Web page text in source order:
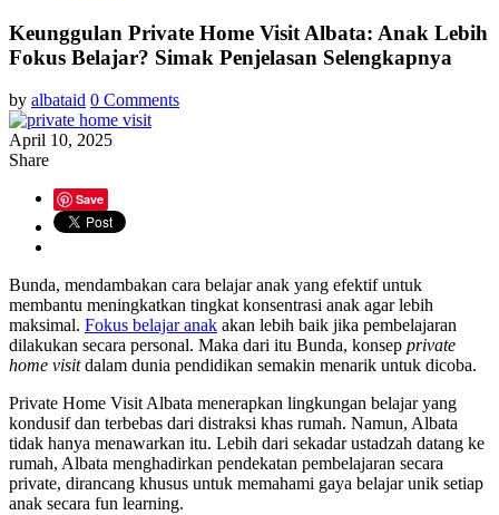
Keunggulan Private Home Visit Albata: Anak Lebih
Fokus Belajar? Simak Penjelasan Selengkapnya
by albataid 0 Comments
April 10, 2025
Share
Save
Bunda, mendambakan cara belajar anak yang efektif untuk
membantu meningkatkan tingkat konsentrasi anak agar lebih
maksimal. Fokus belajar anak akan lebih baik jika pembelajaran
dilakukan secara personal. Maka dari itu Bunda, konsep private
home visitdalam dunia pendidikan semakin menarik untuk dicoba.
Private Home Visit Albata menerapkan lingkungan belajar yang
kondusif dan terbebas dari distraksi khas rumah. Namun, Albata
tidak hanya menawarkan itu. Lebih dari sekadar ustadzah datang ke
rumah, Albata menghadirkan pendekatan pembelajaran secara
private, dirancang khusus untuk memahami gaya belajar unik setiap
anak secara fun learning.